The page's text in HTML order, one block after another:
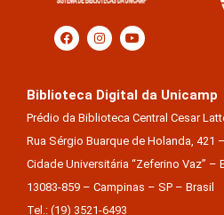
Biblioteca Digital da Unicamp
Prédio da Biblioteca Central Cesar
Rua Sérgio Buarque de Holanda, 421
Cidade Universitária “Zeferino Vaz” –
13083-859 – Campinas – SP – Brasil
Tel.: (19) 3521-6493